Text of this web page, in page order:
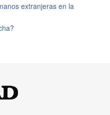
extranjeras en la